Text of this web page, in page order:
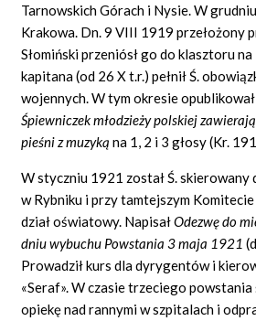
Tarnowskich Górach i Nysie. W
Krakowa. Dn. 9 VIII 1919 przełożony
Słomiński przeniósł go do klasztoru
kapitana (od 26 X t.r.) pełnił Ś.
wojennych. W tym okresie
Śpiewniczek młodzieży polskiej zawierają
pieśni z muzyką na 1, 2 i 3 głosy (Kr.
W styczniu 1921 został Ś.
w Rybniku i przy tamtejszym
dział oświatowy. NapisałOdezwędo
dniu wybuchu Powstania 3 maja 1921
Prowadził kurs dla dyrygentów i
«Seraf». W czasie trzeciego
opiekę nad rannymi w szpitalach i